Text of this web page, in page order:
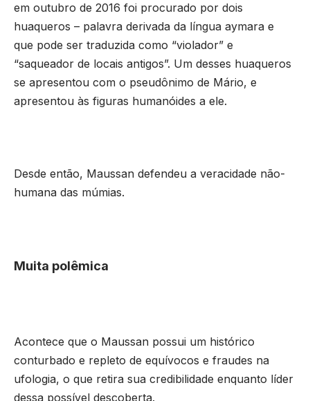
em outubro de 2016 foi procurado por dois
huaqueros – palavra derivada da língua aymara e
que pode ser traduzida como “violador” e
“saqueador de locais antigos”. Um desses huaqueros
se apresentou com o pseudônimo de Mário, e
apresentou às figuras humanóides a ele.
Desde então, Maussan defendeu a veracidade não-
humana das múmias.
Muita polêmica
Acontece que o Maussan possui um histórico
conturbado e repleto de equívocos e fraudes na
ufologia, o que retira sua credibilidade enquanto líder
dessa possível descoberta.